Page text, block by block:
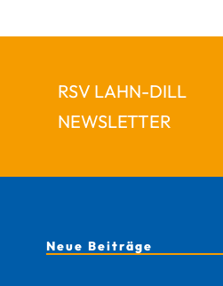
RSV LAHN-DILL
NEWSLETTER
Neue Beiträge